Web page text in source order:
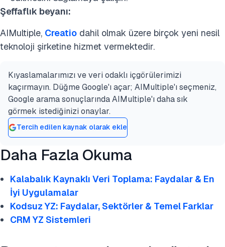
Şeffaflık beyanı:
AIMultiple, Creatio dahil olmak üzere birçok yeni nesil
teknoloji şirketine hizmet vermektedir.
Kıyaslamalarımızı ve veri odaklı içgörülerimizi
kaçırmayın. Düğme Google'ı açar; AIMultiple'ı seçmeniz,
Google arama sonuçlarında AIMultiple'ı daha sık
görmek istediğinizi onaylar.
Tercih edilen kaynak olarak ekle
Daha Fazla Okuma
Kalabalık Kaynaklı Veri Toplama: Faydalar & En
İyi Uygulamalar
Kodsuz YZ: Faydalar, Sektörler & Temel Farklar
CRM YZ Sistemleri